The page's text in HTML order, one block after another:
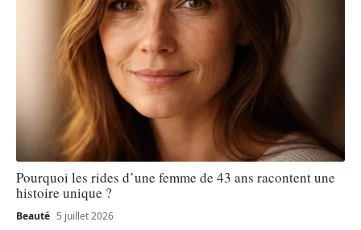
Pourquoi les rides d’une femme de 43 ans racontent une
histoire unique ?
Beauté 5 juillet 2026